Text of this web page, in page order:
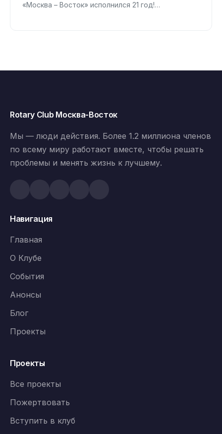
«Москва – Восток» исполнился 21 год!…
Rotary Club Москва-Восток
Мы — люди действия. Более 1.2 миллиона членов
по всему миру работают вместе, чтобы решать
проблемы и менять жизнь к лучшему.
Навигация
Главная
О Клубе
События
Анонсы
Блог
Проекты
Проекты
Все проекты
Пожертвовать
Вступить в клуб